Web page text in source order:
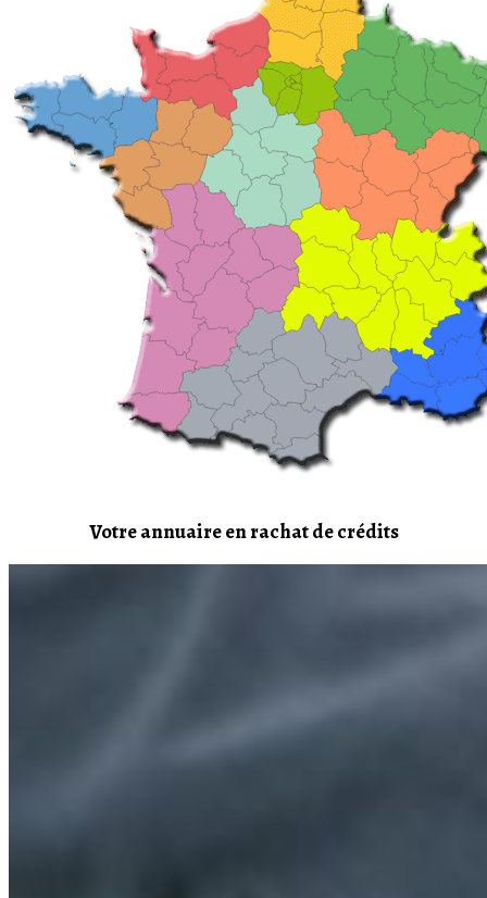
Votre annuaire en rachat de crédits